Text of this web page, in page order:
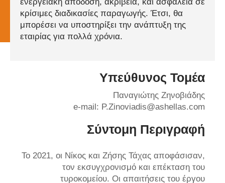
κρίσιμες διαδικασίες παραγωγής. Έτσι, θα
μπορέσει να υποστηρίξει την ανάπτυξη της
εταιρίας για πολλά χρόνια.
Υπεύθυνος Τομέα
Παναγιώτης Ζηνοβιάδης
e-mail: P.Zinoviadis@ashellas.com
Σύντομη Περιγραφή
Το 2021, οι Νίκος και Ζήσης Τάχας αποφάσισαν,
τον εκσυγχρονισμό και επέκταση του
τυροκομείου. Οι απαιτήσεις του έργου